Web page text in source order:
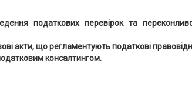
податкових перевірок та
акти, що регламентують податкові
консалтингом.